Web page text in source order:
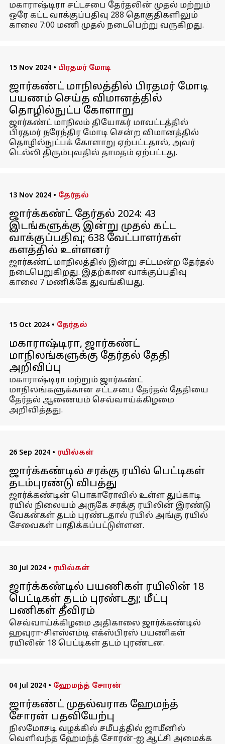
மகாராஷ்டிரா சட்டசபை தேர்தலின் முதல் மற்றும்
ஒரே கட்ட வாக்குப்பதிவு 288 தொகுதிகளிலும்
காலை 7:00 மணி முதல் நடைபெற்று வருகிறது.
15 Nov 2024 • பிரதமர் மோடி
ஜார்கண்ட் மாநிலத்தில் பிரதமர் மோடி
பயணம் செய்த விமானத்தில்
தொழில்நுட்ப கோளாறு
ஜார்கண்ட் மாநிலம் தியோகர் மாவட்டத்தில்
பிரதமர் நரேந்திர மோடி சென்ற விமானத்தில்
தொழில்நுட்பக் கோளாறு ஏற்பட்டதால், அவர்
டெல்லி திரும்புவதில் தாமதம் ஏற்பட்டது.
13 Nov 2024 • தேர்தல்
ஜார்க்கண்ட் தேர்தல் 2024: 43
இடங்களுக்கு இன்று முதல் கட்ட
வாக்குப்பதிவு; 638 வேட்பாளர்கள்
களத்தில் உள்ளனர்
ஜார்கண்ட் மாநிலத்தில் இன்று சட்டமன்ற தேர்தல்
நடைபெறுகிறது. இதற்கான வாக்குப்பதிவு
காலை 7 மணிக்கே துவங்கியது.
15 Oct 2024 • தேர்தல்
மகாராஷ்டிரா, ஜார்கண்ட்
மாநிலங்களுக்கு தேர்தல் தேதி
அறிவிப்பு
மகாராஷ்டிரா மற்றும் ஜார்கண்ட்
மாநிலங்களுக்கான சட்டசபை தேர்தல் தேதியை
தேர்தல் ஆணையம் செவ்வாய்க்கிழமை
அறிவித்தது.
26 Sep 2024 • ரயில்கள்
ஜார்க்கண்டில் சரக்கு ரயில் பெட்டிகள்
தடம்புரண்டு விபத்து
ஜார்க்கண்டின் பொகாரோவில் உள்ள துப்காடி
ரயில் நிலையம் அருகே சரக்கு ரயிலின் இரண்டு
வேகன்கள் தடம் புரண்டதால் ரயில் அங்கு ரயில்
சேவைகள் பாதிக்கப்பட்டுள்ளன.
30 Jul 2024 • ரயில்கள்
ஜார்க்கண்டில் பயணிகள் ரயிலின் 18
பெட்டிகள் தடம் புரண்டது; மீட்பு
பணிகள் தீவிரம்
செவ்வாய்க்கிழமை அதிகாலை ஜார்க்கண்டில்
ஹவுரா-சிஎஸ்எம்டி எக்ஸ்பிரஸ் பயணிகள்
ரயிலின் 18 பெட்டிகள் தடம் புரண்டன.
04 Jul 2024 • ஹேமந்த் சோரன்
ஜார்கண்ட் முதல்வராக ஹேமந்த்
சோரன் பதவியேற்பு
நிலமோசடி வழக்கில் சமீபத்தில் ஜாமீனில்
வெளிவந்த ஹேமந்த் சோரன்-ஐ ஆட்சி அமைக்க